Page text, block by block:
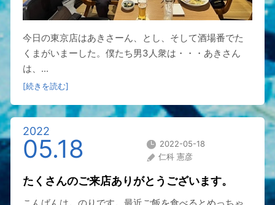
今日の東京店はあきさーん、とし、そして酒場番でた
くまがいまーした。僕たち男3人衆は・・・あきさん
は、...
[続きを読む]
2022
05.18
2022-05-18
仁科 憲彦
たくさんのご来店ありがとうございます。